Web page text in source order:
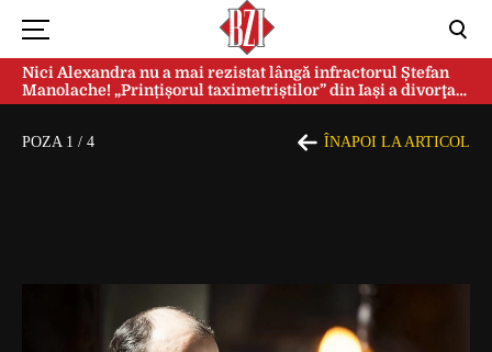
Nici Alexandra nu a mai rezistat lângă infractorul Ștefan
Manolache! „Prințișorul taximetriștilor” din Iași a divorţat
după doi ani de căsnicie
POZA 1 / 4 ÎNAPOI LA ARTICOL